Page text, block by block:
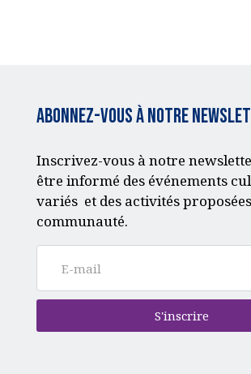
Abonnez-vous à notre
Inscrivez-vous à notre
être informé des événements
variés et des activités
communauté.
S'inscrire